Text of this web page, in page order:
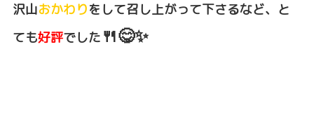
沢山おかわりをして召し上がって下さるなど、と
ても好評でした 🍴😋✨